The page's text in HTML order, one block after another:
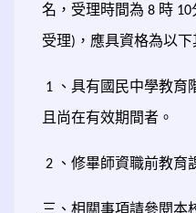
名，受理時間為 8 時 10
受理) ，應具資格為以下
1 、具有國民中學教育
且尚在有效期間者。
2 、修畢師資職前教育
三、相關事項請參閱本